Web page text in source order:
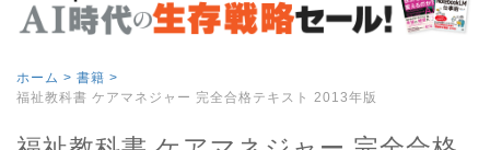
ホーム > 書籍 >
福祉教科書 ケアマネジャー 完全合格テキスト 2013年版